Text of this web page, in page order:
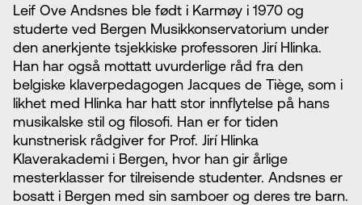
Leif Ove Andsnes ble født i Karmøy i 1970 og
studerte ved Bergen Musikkonservatorium under
den anerkjente tsjekkiske professoren Jirí Hlinka.
Han har også mottatt uvurderlige råd fra den
belgiske klaverpedagogen Jacques de Tiège, som i
likhet med Hlinka har hatt stor innflytelse på hans
musikalske stil og filosofi. Han er for tiden
kunstnerisk rådgiver for Prof. Jirí Hlinka
Klaverakademi i Bergen, hvor han gir årlige
mesterklasser for tilreisende studenter. Andsnes er
bosatt i Bergen med sin samboer og deres tre barn.